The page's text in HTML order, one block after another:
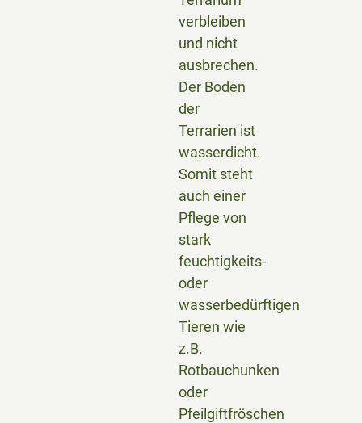
verbleiben
und nicht
ausbrechen.
Der Boden
der
Terrarien ist
wasserdicht.
Somit steht
auch einer
Pflege von
stark
feuchtigkeits-
oder
wasserbedürftigen
Tieren wie
z.B.
Rotbauchunken
oder
Pfeilgiftfröschen